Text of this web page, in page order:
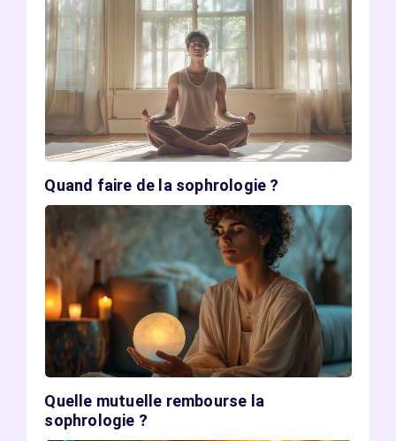
Quand faire de la sophrologie ?
Quelle mutuelle rembourse la
sophrologie ?